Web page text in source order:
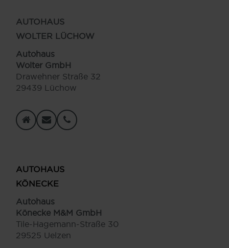
AUTOHAUS
WOLTER LÜCHOW
Autohaus
Wolter GmbH
Drawehner Straße 32
29439 Lüchow
AUTOHAUS
KÖNECKE
Autohaus
Könecke M&M GmbH
Tile-Hagemann-Straße 30
29525 Uelzen